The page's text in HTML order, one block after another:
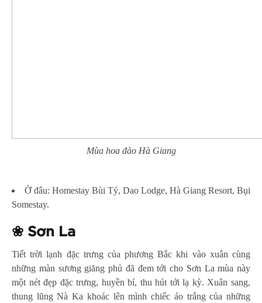
Mùa hoa đào Hà Giang
Ở đâu: Homestay Bùi Tý, Dao Lodge, Hà Giang Resort, Bụi
Somestay.
❀ Sơn La
Tiết trời lạnh đặc trưng của phương Bắc khi vào xuân cùng
những màn sương giăng phủ đã đem tới cho Sơn La mùa này
một nét đẹp đặc trưng, huyền bí, thu hút tới lạ kỳ. Xuân sang,
thung lũng Nà Ka khoác lên mình chiếc áo trắng của những